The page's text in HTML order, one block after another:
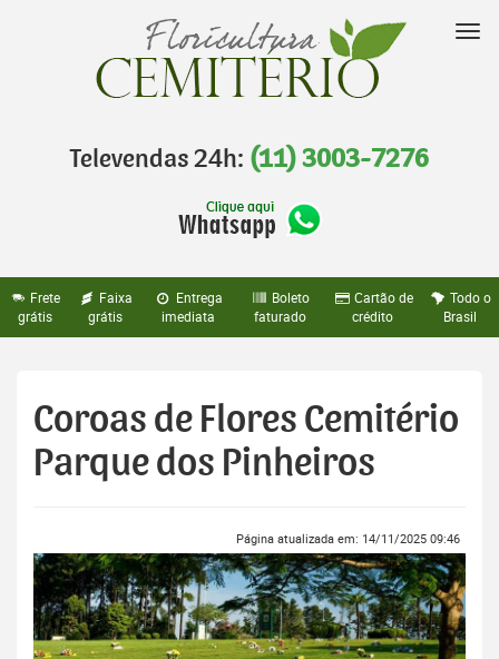
Televendas 24h: (11) 3003-7276
Frete
grátis
Faixa
grátis
Entrega
imediata
Boleto
faturado
Cartão de
crédito
Todo o
Brasil
Coroas de Flores Cemitério
Parque dos Pinheiros
Página atualizada em: 14/11/2025 09:46